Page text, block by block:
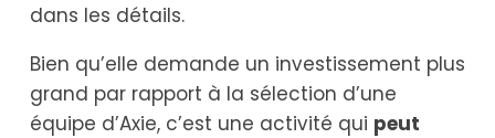
dans les détails.
Bien qu’elle demande un investissement plus
grand par rapport à la sélection d’une
équipe d’Axie, c’est une activité qui peut